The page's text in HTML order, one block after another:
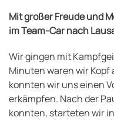
Mit großer Freude und
im Team-Car nach
Wir gingen mit
Minuten waren wir Kopf
konnten wir uns einen
erkämpfen. Nach der
konnten, starteten wir